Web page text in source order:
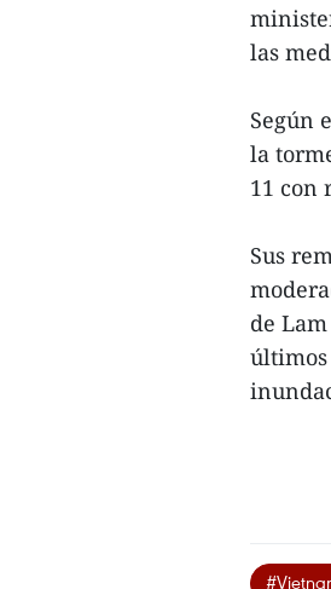
las
Según
la
11 con
Sus
de
últimos